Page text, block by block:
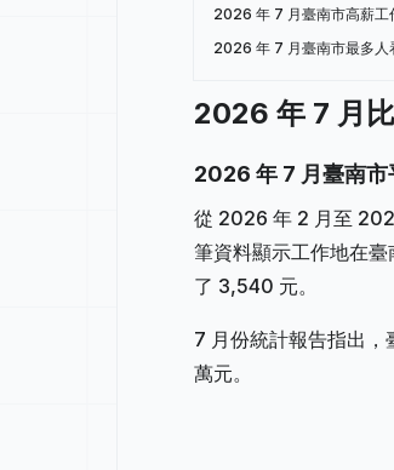
2026 年 7 月臺南市高薪工
2026 年 7 月臺南市最多人
2026 年 7 月
2026 年 7 月臺南
從 2026 年 2 月至
筆資料顯示工作地在
了 3,540 元。
7 月份統計報告指出
萬元。